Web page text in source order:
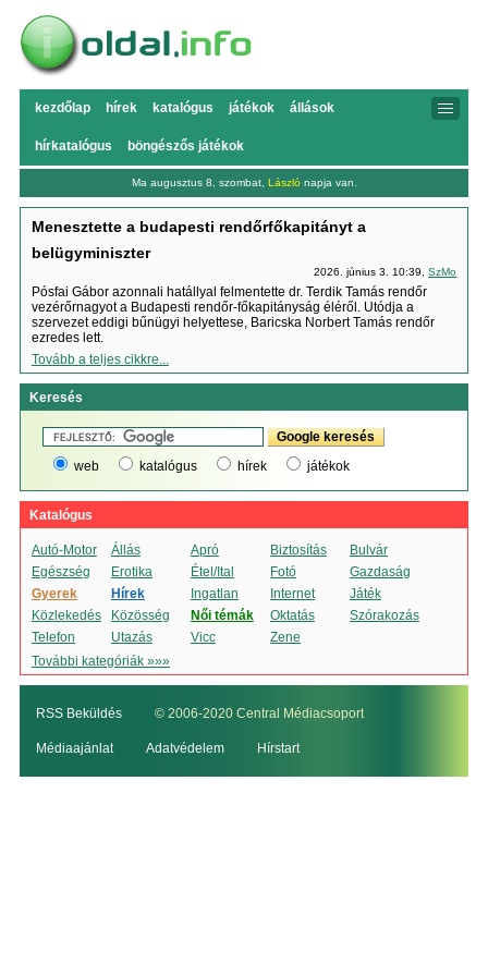
kezdőlap hírek katalógus játékok állások
hírkatalógus böngészős játékok
Ma augusztus 8, szombat, László napja van.
Menesztette a budapesti rendőrfőkapitányt a
belügyminiszter
2026. június 3. 10:39,SzMo
Pósfai Gábor azonnali hatállyal felmentette dr. Terdik Tamás rendőr
vezérőrnagyot a Budapesti rendőr-főkapitányság éléről. Utódja a
szervezet eddigi bűnügyi helyettese, Baricska Norbert Tamás rendőr
ezredes lett.
Tovább a teljes cikkre...
Keresés
web katalógus hírek játékok
Katalógus
Autó-Motor Állás Apró Biztosítás
Bulvár
Egészség
Erotika Étel/Ital Fotó
Gazdaság
Gyerek
Hírek Ingatlan Internet
Játék
Közlekedés
Közösség Női témák Oktatás
Szórakozás
Telefon
Utazás Vicc
Zene
További kategóriák »»»
RSS Beküldés © 2006-2020 Central Médiacsoport
Médiaajánlat Adatvédelem Hírstart